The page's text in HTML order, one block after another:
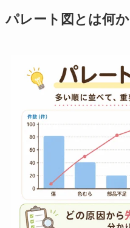
パレート図とは何か